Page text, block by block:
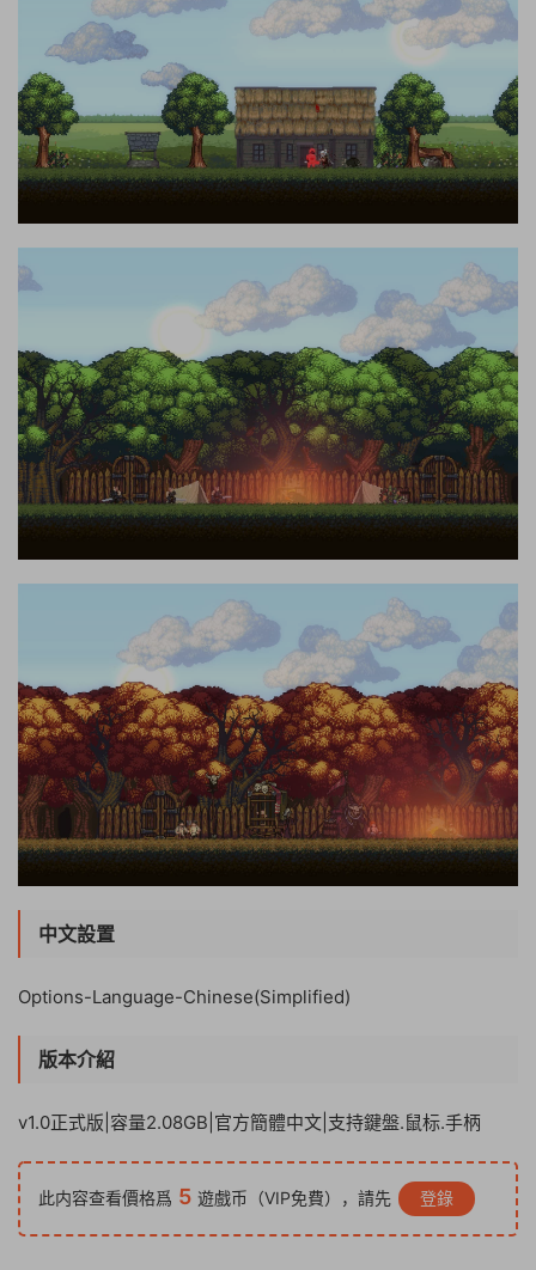
中文設置
Options-Language-Chinese(Simplified)
版本介紹
v1.0正式版|容量2.08GB|官方簡體中文|支持鍵盤.鼠标.手柄
此内容查看價格爲 5 遊戲币（VIP免費），請先 登錄